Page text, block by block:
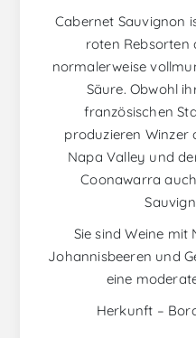
Cabernet Sauvignon
roten Rebsorten
normalerweise
Säure. Obwohl
französischen
produzieren Winzer
Napa Valley und
Coonawarra
Sie sind Weine mit
Johannisbeeren und
eine
Herkunft –